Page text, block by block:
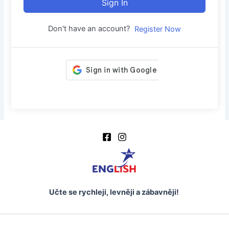
Sign In
Don't have an account? Register Now
Učte se rychleji, levněji a zábavněji!